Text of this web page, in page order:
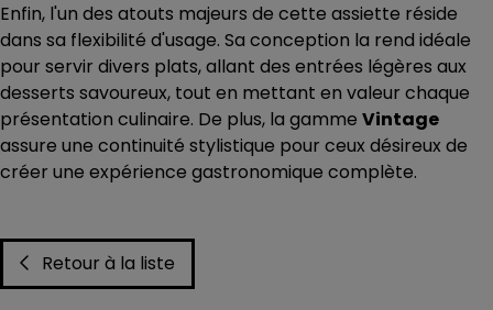
Enfin, l'un des atouts majeurs de cette assiette réside
dans sa flexibilité d'usage. Sa conception la rend idéale
pour servir divers plats, allant des entrées légères aux
desserts savoureux, tout en mettant en valeur chaque
présentation culinaire. De plus, la gamme Vintage
assure une continuité stylistique pour ceux désireux de
créer une expérience gastronomique complète.
Retour à la liste